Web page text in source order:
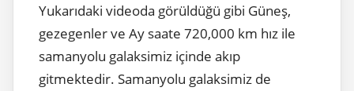
Yukarıdaki videoda görüldüğü gibi Güneş,
gezegenler ve Ay saate 720,000 km hız ile
samanyolu galaksimiz içinde akıp
gitmektedir. Samanyolu galaksimiz de